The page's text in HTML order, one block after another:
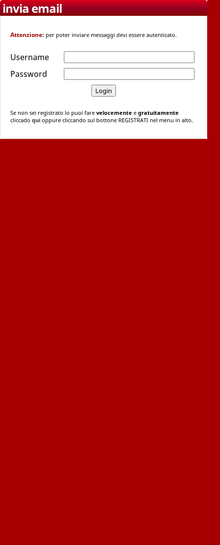
invia email
Attenzione: per poter inviare messaggi devi essere autenticato.
Username
Password
Se non sei registrato lo puoi fare velocemente e gratuitamente
cliccado qui oppure cliccando sul bottone REGISTRATI nel menu in alto.